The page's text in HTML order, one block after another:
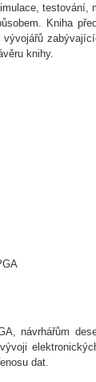
testování,
Kniha
knihy.
návrhářům
dat.